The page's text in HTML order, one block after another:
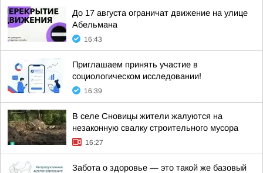
До 17 августа ограничат движение на улице
Абельмана
16:43
Приглашаем принять участие в
социологическом исследовании!
16:39
В селе Сновицы жители жалуются на
незаконную свалку строительного мусора
16:27
Забота о здоровье — это такой же базовый